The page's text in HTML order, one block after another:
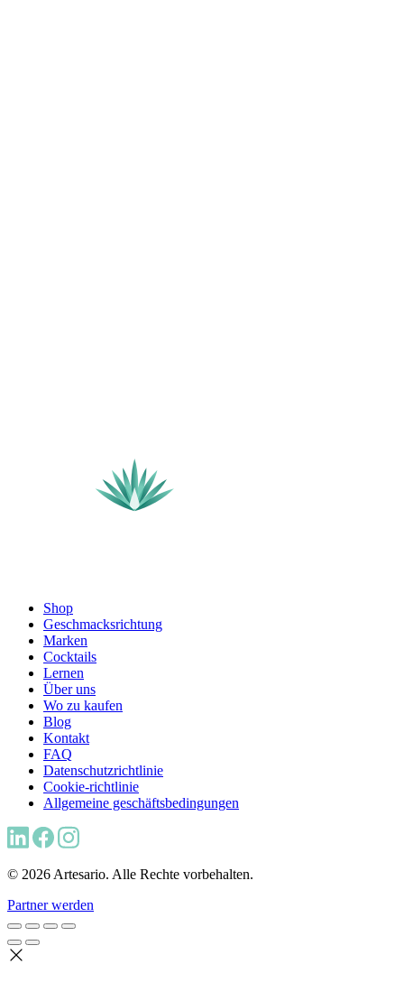
Shop
Geschmacksrichtung
Marken
Cocktails
Lernen
Über uns
Wo zu kaufen
Blog
Kontakt
FAQ
Datenschutzrichtlinie
Cookie-richtlinie
Allgemeine geschäftsbedingungen
© 2026 Artesario. Alle Rechte vorbehalten.
Partner werden